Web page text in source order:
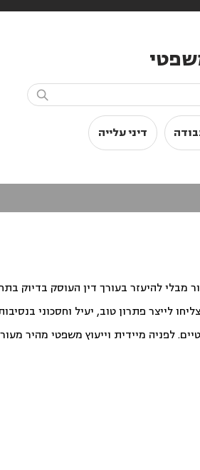

דיני עלייה
מבלי להיעזר בעורך דין העוסק בדיוק
לייצר פתרון טוב, יעיל וחסכוני
לפניה מיידית וייעוץ משפטי מהיר